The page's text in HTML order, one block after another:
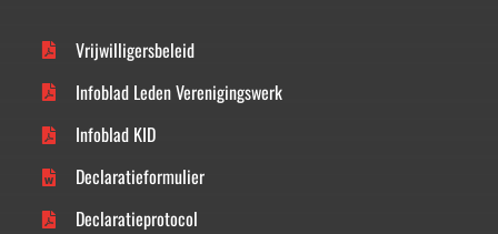
Vrijwilligersbeleid
Infoblad Leden Verenigingswerk
Infoblad KID
Declaratieformulier
Declaratieprotocol